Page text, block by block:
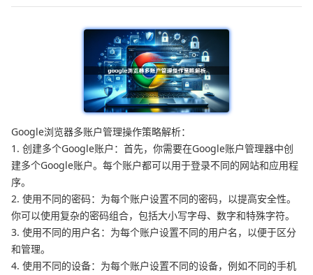
Google浏览器多账户管理操作策略解析：
1. 创建多个Google账户：首先，你需要在Google账户管理器中创
建多个Google账户。每个账户都可以用于登录不同的网站和应用程
序。
2. 使用不同的密码：为每个账户设置不同的密码，以提高安全性。
你可以使用复杂的密码组合，包括大小写字母、数字和特殊字符。
3. 使用不同的用户名：为每个账户设置不同的用户名，以便于区分
和管理。
4. 使用不同的设备：为每个账户设置不同的设备，例如不同的手机